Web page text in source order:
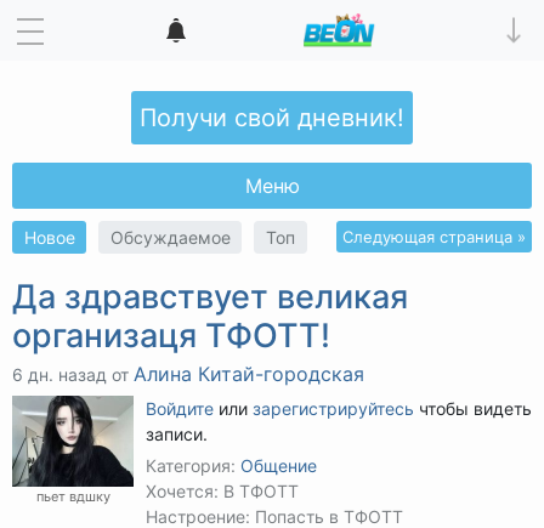
Получи свой дневник!
Меню
Новое Обсуждаемое Топ Следующая страница »
Да здравствует великая
организаця ТФОТТ!
6 дн. назад от Алина Китай-городская
пьет вдшку
Войдите или зарегистрируйтесь чтобы видеть
записи.
Категория: Общение
Хочется: В ТФОТТ
Настроение: Попасть в ТФОТТ